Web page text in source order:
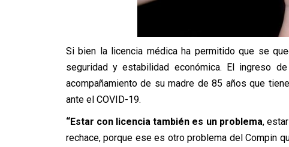
Si bien la licencia médica ha permitido que se
seguridad y estabilidad económica. El ingreso
acompañamiento de su madre de 85 años que
ante el COVID-19.
“Estar con licencia también es un problema,
rechace, porque ese es otro problema del Compin